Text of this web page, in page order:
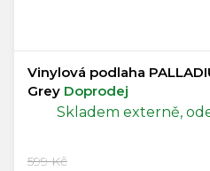
Vinylová podlaha
Grey Doprodej
Skladem externě,
599 Kč